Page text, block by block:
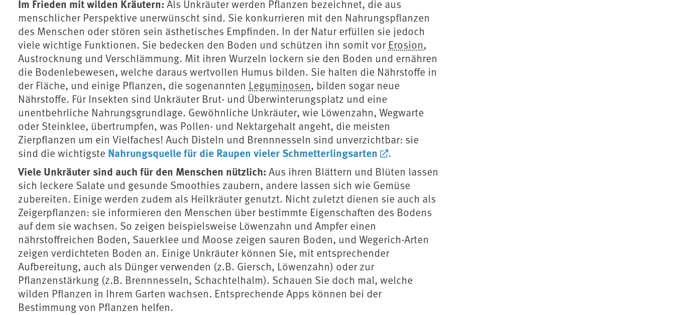
Im Frieden mit wilden Kräutern: Als Unkräuter werden Pflanzen bezeichnet, die aus
menschlicher Perspektive unerwünscht sind. Sie konkurrieren mit den Nahrungspflanzen
des Menschen oder stören sein ästhetisches Empfinden. In der Natur erfüllen sie jedoch
viele wichtige Funktionen. Sie bedecken den Boden und schützen ihn somit vor Erosion,
Austrocknung und Verschlämmung. Mit ihren Wurzeln lockern sie den Boden und ernähren
die Bodenlebewesen, welche daraus wertvollen Humus bilden. Sie halten die Nährstoffe in
der Fläche, und einige Pflanzen, die sogenannten Leguminosen, bilden sogar neue
Nährstoffe. Für Insekten sind Unkräuter Brut- und Überwinterungsplatz und eine
unentbehrliche Nahrungsgrundlage. Gewöhnliche Unkräuter, wie Löwenzahn, Wegwarte
oder Steinklee, übertrumpfen, was Pollen- und Nektargehalt angeht, die meisten
Zierpflanzen um ein Vielfaches! Auch Disteln und Brennnesseln sind unverzichtbar: sie
sind die wichtigste Nahrungsquelle für die Raupen vieler Schmetterlingsarten .
Viele Unkräuter sind auch für den Menschen nützlich: Aus ihren Blättern und Blüten lassen
sich leckere Salate und gesunde Smoothies zaubern, andere lassen sich wie Gemüse
zubereiten. Einige werden zudem als Heilkräuter genutzt. Nicht zuletzt dienen sie auch als
Zeigerpflanzen: sie informieren den Menschen über bestimmte Eigenschaften des Bodens
auf dem sie wachsen. So zeigen beispielsweise Löwenzahn und Ampfer einen
nährstoffreichen Boden, Sauerklee und Moose zeigen sauren Boden, und Wegerich-Arten
zeigen verdichteten Boden an. Einige Unkräuter können Sie, mit entsprechender
Aufbereitung, auch als Dünger verwenden (z.B. Giersch, Löwenzahn) oder zur
Pflanzenstärkung (z.B. Brennnesseln, Schachtelhalm). Schauen Sie doch mal, welche
wilden Pflanzen in Ihrem Garten wachsen. Entsprechende Apps können bei der
Bestimmung von Pflanzen helfen.